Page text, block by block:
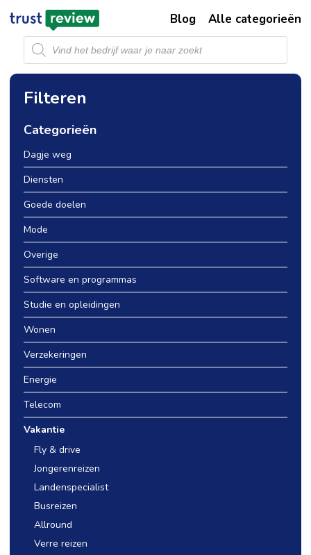
Producten
zoeken
Blog Alle categorieën
Filteren
Categorieën
Dagje weg
Diensten
Goede doelen
Mode
Overige
Software en programmas
Studie en opleidingen
Wonen
Verzekeringen
Energie
Telecom
Vakantie
Fly & drive
Jongerenreizen
Landenspecialist
Busreizen
Allround
Verre reizen